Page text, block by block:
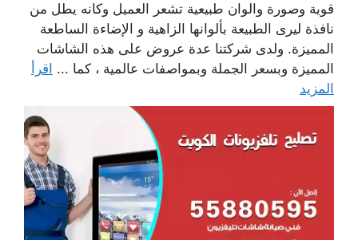
قوية وصورة والوان طبيعية تشعر العميل وكانه يطل من
نافذة ليرى الطبيعة بألوانها الزاهية و الإضاءة الساطعة
المميزة. ولدى شركتنا عدة عروض على هذه الشاشات
المميزة وبسعر الجملة وبمواصفات عالمية ، كما ... اقرأ
المزيد